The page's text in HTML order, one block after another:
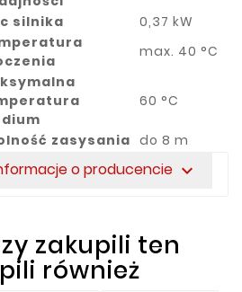
silnika
0,37 kW
max. 40 °C
60 °C
zasysania do 8 m
o producencie expand_more
zakupili ten
również